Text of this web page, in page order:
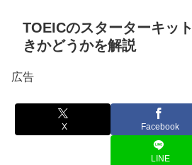
TOEICのスターターキッ
きかどうかを解説
広告
X Facebook
LINE